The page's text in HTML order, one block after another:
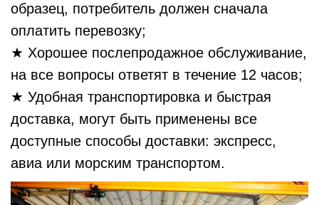
образец, потребитель должен сначала
оплатить перевозку;
★ Хорошее послепродажное обслуживание,
на все вопросы ответят в течение 12 часов;
★ Удобная транспортировка и быстрая
доставка, могут быть применены все
доступные способы доставки: экспресс,
авиа или морским транспортом.